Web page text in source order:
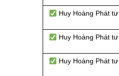
Huy Hoàng Phát
Huy Hoàng Phát
Huy Hoàng Phát